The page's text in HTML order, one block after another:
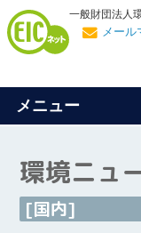
一般財団法人
メール
メニュー
環境ニュ
[国内]